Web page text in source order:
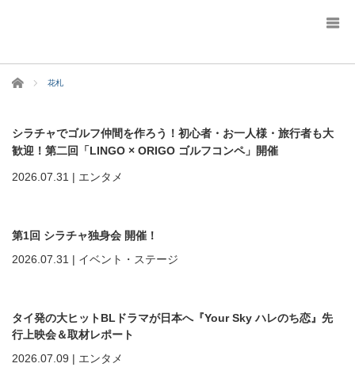
ホーム 花札
シラチャでゴルフ仲間を作ろう！初心者・お一人様・旅行者も大
歓迎！第二回「LINGO × ORIGO ゴルフコンペ」開催
2026.07.31 | エンタメ
第1回 シラチャ独身会 開催！
2026.07.31 | イベント・ステージ
タイ発の大ヒットBLドラマが日本へ『Your Sky ハレのち恋』先
行上映会＆取材レポート
2026.07.09 | エンタメ